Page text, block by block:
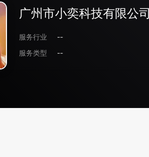
广州市小奕科技有限公司
服务行业
--
服务类型
--